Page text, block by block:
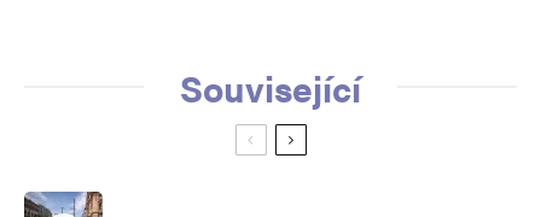
Související